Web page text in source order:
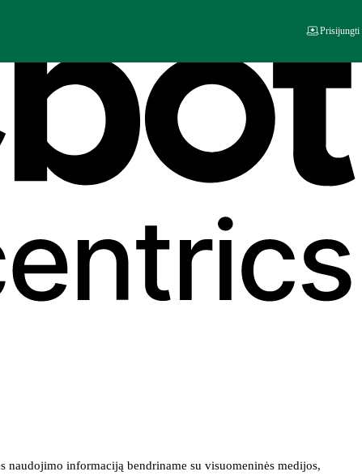
naudojimo informaciją bendriname su visuomeninės medijos,
Prisijungti